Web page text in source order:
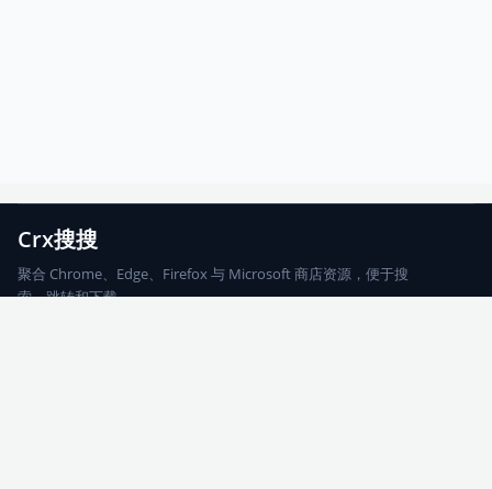
Crx搜搜
聚合 Chrome、Edge、Firefox 与 Microsoft 商店资源，便于搜
索、跳转和下载。